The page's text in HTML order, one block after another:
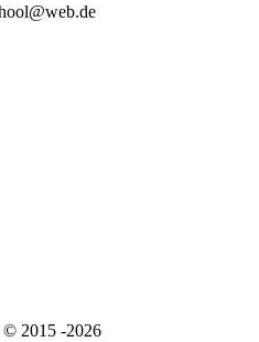
2015 -2026